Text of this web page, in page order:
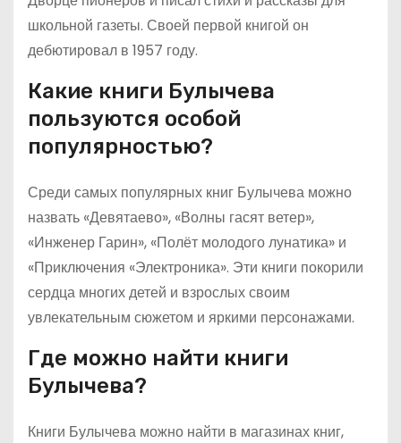
школьной газеты. Своей первой книгой он
дебютировал в 1957 году.
Какие книги Булычева
пользуются особой
популярностью?
Среди самых популярных книг Булычева можно
назвать «Девятаево», «Волны гасят ветер»,
«Инженер Гарин», «Полёт молодого лунатика» и
«Приключения «Электроника». Эти книги покорили
сердца многих детей и взрослых своим
увлекательным сюжетом и яркими персонажами.
Где можно найти книги
Булычева?
Книги Булычева можно найти в магазинах книг,